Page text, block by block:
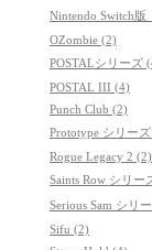
Nintendo Switch版
OZombie (2)
POSTALシリーズ
POSTAL III (4)
Punch Club (2)
Prototype シリー
Rogue Legacy 2 (2)
Saints Row シリー
Serious Sam シリ
Sifu (2)